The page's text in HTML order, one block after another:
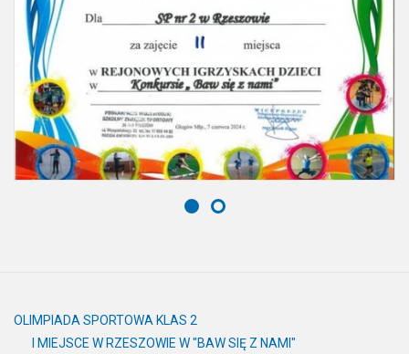
OLIMPIADA SPORTOWA KLAS 2
I MIEJSCE W RZESZOWIE W "BAW SIĘ Z NAMI"